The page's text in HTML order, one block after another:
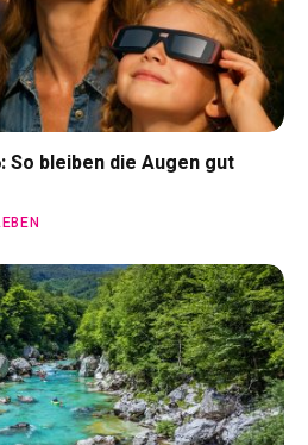
So bleiben die Augen gut